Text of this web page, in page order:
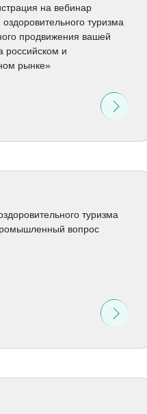
на вебинар
туризма
продвижения вашей
российском и
рынке»
туризма
вопрос